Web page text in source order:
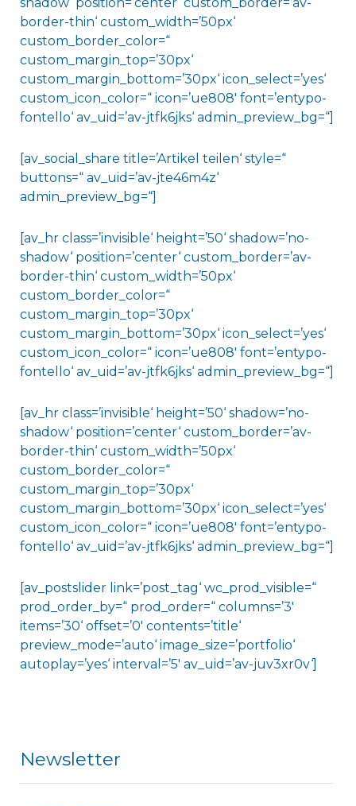
border-thin‘ custom_width=’50px‘
custom_border_color=“
custom_margin_top=’30px‘
custom_margin_bottom=’30px‘ icon_select=’yes‘
custom_icon_color=“ icon=’ue808′ font=’entypo-
fontello‘ av_uid=’av-jtfk6jks‘ admin_preview_bg=“]
[av_social_share title=’Artikel teilen‘ style=“
buttons=“ av_uid=’av-jte46m4z‘
admin_preview_bg=“]
[av_hr class=’invisible‘ height=’50‘ shadow=’no-
shadow‘ position=’center‘ custom_border=’av-
border-thin‘ custom_width=’50px‘
custom_border_color=“
custom_margin_top=’30px‘
custom_margin_bottom=’30px‘ icon_select=’yes‘
custom_icon_color=“ icon=’ue808′ font=’entypo-
fontello‘ av_uid=’av-jtfk6jks‘ admin_preview_bg=“]
[av_hr class=’invisible‘ height=’50‘ shadow=’no-
shadow‘ position=’center‘ custom_border=’av-
border-thin‘ custom_width=’50px‘
custom_border_color=“
custom_margin_top=’30px‘
custom_margin_bottom=’30px‘ icon_select=’yes‘
custom_icon_color=“ icon=’ue808′ font=’entypo-
fontello‘ av_uid=’av-jtfk6jks‘ admin_preview_bg=“]
[av_postslider link=’post_tag‘ wc_prod_visible=“
prod_order_by=“ prod_order=“ columns=’3′
items=’30‘ offset=’0′ contents=’title‘
preview_mode=’auto‘ image_size=’portfolio‘
autoplay=’yes‘ interval=’5′ av_uid=’av-juv3xr0v‘]
Newsletter